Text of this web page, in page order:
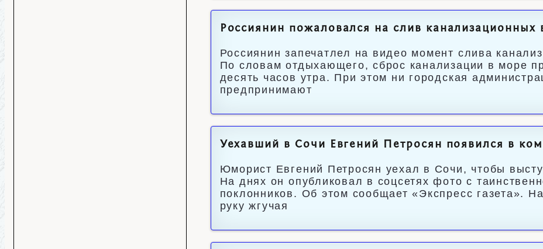
Россиянин пожаловался на слив
Россиянин запечатлел на видео момент слива
По словам отдыхающего, сброс канализации в море
десять часов утра. При этом ни городская
предпринимают
Уехавший в Сочи Евгений Петросян появился в
Юморист Евгений Петросян уехал в Сочи, чтобы
На днях он опубликовал в соцсетях фото с
поклонников. Об этом сообщает «Экспресс газета».
руку жгучая